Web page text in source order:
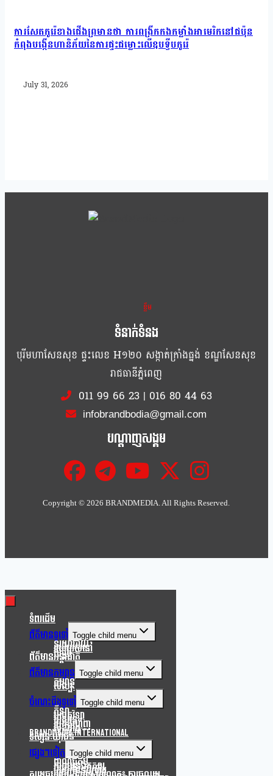
ការសែតកូរ៉េខាងជើងព្រមានថា ការពង្រីកកងកម្លាំងអាមេរិកនៅជប៉ុន
កំពុងបង្កើនហានិភ័យនៃការផ្ទុះជម្លោះលើឧបទ្វីបកូរ៉េ
July 31, 2026
ខ្លឹម ខ្លី រហ័ស
ទំនាក់ទំនង
បុរីមហាសែនសុខ ផ្ទះលេខ H១២០ សង្កាត់ក្រាំងធ្នង់ ខណ្ឌសែនសុខ
រាជធានីភ្នំពេញ
011 99 66 23| 016 80 44 63
infobrandbodia@gmail.com
បណ្ដាញសង្គម
Copyright ©2026 BRANDMEDIA. All Rights Reserved.
ទំពរដើម
ព័ត៌មានទូទៅ Toggle child menu
នយោបាយ
របៀបរស់នៅ
សង្គម
ព័ត៌មានអន្តរជាតិ
ព័ត៌មានកម្សាន្ត Toggle child menu
កម្សាន្ត
សិល្បៈ
ចំណេះដឹងទូទៅ Toggle child menu
កីឡា
បច្ចេកវិទ្យា
បរិស្ថាន
របកគំហើញ
សុខភាព
Brandmedia international
ទស្សនៈយុវជន
ផ្សេងៗទៀត Toggle child menu
ពាណិជ្ជកម្ម
ភាពយន្តឯកសារ
សេចក្តីជូនដំណឹង